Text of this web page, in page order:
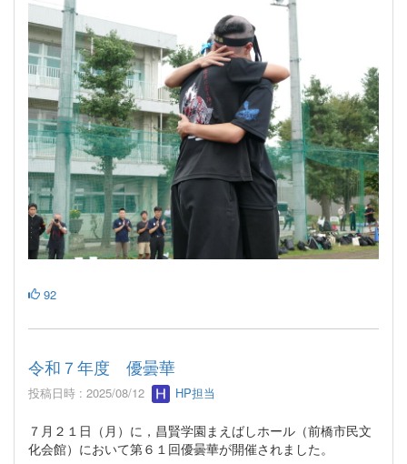
92
令和７年度 優曇華
投稿日時 : 2025/08/12 HP担当
７月２１日（月）に，昌賢学園まえばしホール（前橋市民文
化会館）において第６１回優曇華が開催されました。